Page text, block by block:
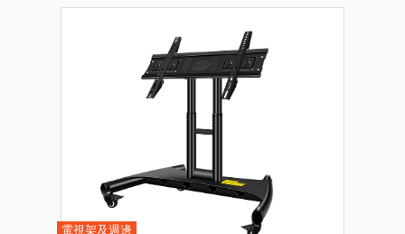
電視架及週邊